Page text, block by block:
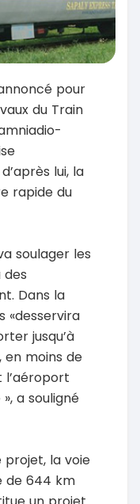
pour
du Train
lui, la
rapide du
soulager les
Dans la
«desservira
jusqu’à
en moins de
a souligné
projet, la voie
de 644 km